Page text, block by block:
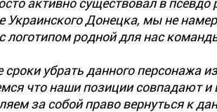
активно существовал в
Украинского Донецка, мы не
логотипом родной для нас
убрать данного персонажа
что наши позиции совпадают и
за собой право вернуться к